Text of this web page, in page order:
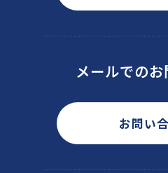
メールでの
お問い